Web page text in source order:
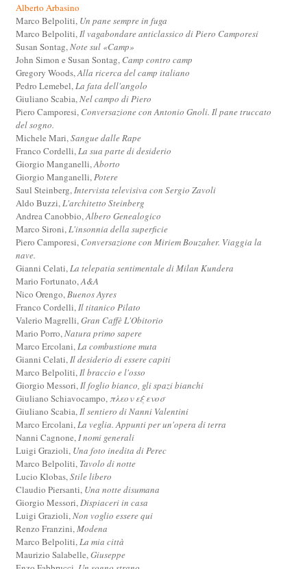
Alberto Arbasino
Marco Belpoliti, Un pane sempre in fuga
Marco Belpoliti,Il vagabondare anticlassico di Piero Camporesi
Susan Sontag,Note sul «Camp»
John Simon e Susan Sontag, Camp contro camp
Gregory Woods,Alla ricerca del camp italiano
Pedro Lemebel,La fata dell'angolo
Giuliano Scabia,Nel campo di Piero
Piero Camporesi, Conversazione con Antonio Gnoli. Il pane truccato
del sogno.
Michele Mari,Sangue dalle Rape
Franco Cordelli,La sua parte di desiderio
Giorgio Manganelli,Aborto
Giorgio Manganelli,Potere
Saul Steinberg,Intervista televisiva con Sergio Zavoli
Aldo Buzzi,L'architetto Steinberg
Andrea Canobbio,Albero Genealogico
Marco Sironi,L'insonnia della superficie
Piero Camporesi, Conversazione con Miriem Bouzaher. Viaggia la
nave.
Gianni Celati,La telepatia sentimentale di Milan Kundera
Mario Fortunato,A&A
Nico Orengo,Buenos Ayres
Franco Cordelli,Il titanico Pilato
Valerio Magrelli,Gran Caffè L'Obitorio
Mario Porro,Natura primo sapere
Marco Ercolani,La combustione muta
Gianni Celati,Il desiderio di essere capiti
Marco Belpoliti,Il braccio e l'osso
Giorgio Messori,Il foglio bianco, gli spazi bianchi
Giuliano Schiavocampo,πλεον εξ ενοσ
Giuliano Scabia,Il sentiero di Nanni Valentini
Marco Ercolani,La veglia. Appunti per un'opera di terra
Nanni Cagnone,I nomi generali
Luigi Grazioli, Una foto inedita di Perec
Marco Belpoliti, Tavolo di notte
Lucio Klobas,Stile libero
Claudio Piersanti, Una notte disumana
Giorgio Messori,Dispiaceri in casa
Luigi Grazioli,Non voglio essere qui
Renzo Franzini,Modena
Marco Belpoliti,La mia città
Maurizio Salabelle,Giuseppe